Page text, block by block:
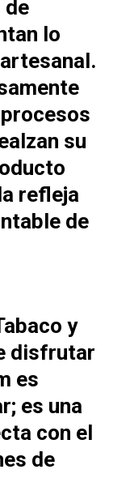
de
lo
su
refleja
de
y
disfrutar
es
es una
con el
de